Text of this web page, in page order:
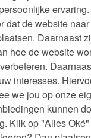
dat de website
Daarnaast
hoe de website
interesses.
we jou op onze
kunnen
Klik op "Alles
Biologisch Katoen
Wasbaar 180 gram
€43,95